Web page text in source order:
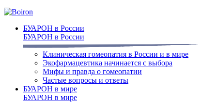
БУАРОН в России
БУАРОН в России
Клиническая гомеопатия в России и в мире
Экофармацевтика начинается с выбора
Мифы и правда о гомеопатии
Частые вопросы и ответы
БУАРОН в мире
БУАРОН в мире